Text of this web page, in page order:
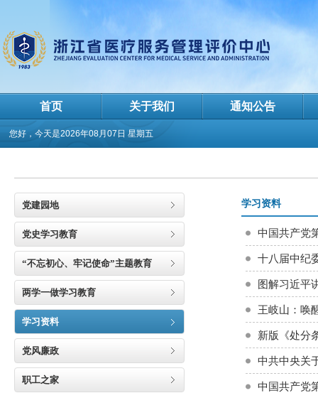
首页 关于我们 通知公告
您好，今天是2026年08月07日 星期五
党建园地
党史学习教育
“不忘初心、牢记使命”主题教育
两学一做学习教育
学习资料
党风廉政
职工之家
学习资料
中国共产党
十八届中纪
图解习近平
王岐山：唤
新版《处分
中共中央关
中国共产党